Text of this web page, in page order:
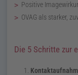
Positive
OVAG als starker,
Die 5 Schritte zur